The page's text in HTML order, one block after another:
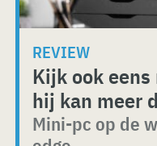
REVIEW
Kijk ook eens
hij kan meer
Mini-pc op de